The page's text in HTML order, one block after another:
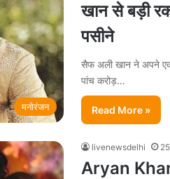
मनोरंजन
खान से बड़ी
पसीने
सैफ अली खान ने अपने एक
पांच करोड़…
Read More »
livenewsdelhi
Aryan